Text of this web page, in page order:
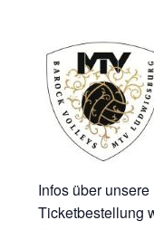
Infos über
Ticketbestellung